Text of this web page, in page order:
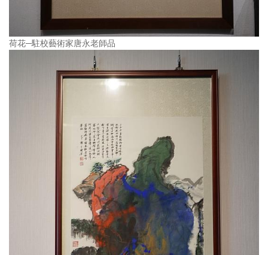
荷花─駐校藝術家唐永老師品